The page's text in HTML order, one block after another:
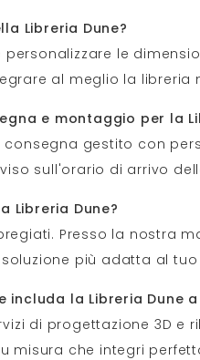
Libreria Dune?
personalizzare le
al meglio la libreria
e montaggio per la
consegna gestito con
sull'orario di arrivo
Libreria Dune?
Presso la nostra
più adatta al tuo
la Libreria Dune
di progettazione 3D
che integri